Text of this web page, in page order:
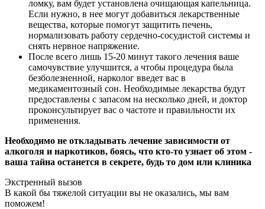
ломку, вам будет установлена очищающая капельница.
Если нужно, в нее могут добавиться лекарственные
вещества, которые помогут защитить печень,
нормализовать работу сердечно-сосудистой системы и
снять нервное напряжение.
После всего лишь 15-20 минут такого лечения ваше
самочувствие улучшится, а чтобы процедура была
безболезненной, нарколог введет вас в
медикаментозный сон. Необходимые лекарства будут
предоставлены с запасом на несколько дней, и доктор
проконсультирует вас о частоте и правильности их
применения.
Необходимо не откладывать лечение зависимости от
алкоголя и наркотиков, боясь, что кто-то узнает об этом -
ваша тайна останется в секрете, будь то дом или клиника
Экстренный вызов
В какой бы тяжелой ситуации вы не оказались, мы вам
поможем!